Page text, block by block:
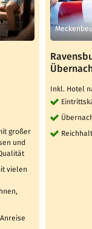
großer
und
vielen
Inkl. Hotel